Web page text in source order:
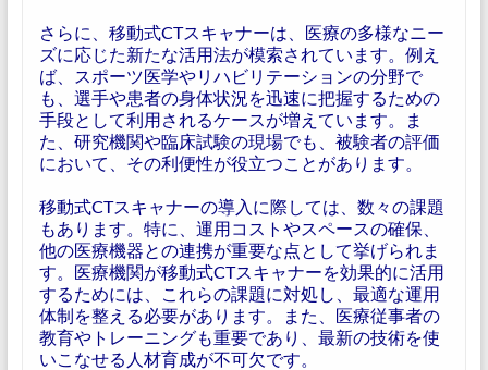
さらに、移動式CTスキャナーは、医療の多様なニー
ズに応じた新たな活用法が模索されています。例え
ば、スポーツ医学やリハビリテーションの分野で
も、選手や患者の身体状況を迅速に把握するための
手段として利用されるケースが増えています。ま
た、研究機関や臨床試験の現場でも、被験者の評価
において、その利便性が役立つことがあります。
移動式CTスキャナーの導入に際しては、数々の課題
もあります。特に、運用コストやスペースの確保、
他の医療機器との連携が重要な点として挙げられま
す。医療機関が移動式CTスキャナーを効果的に活用
するためには、これらの課題に対処し、最適な運用
体制を整える必要があります。また、医療従事者の
教育やトレーニングも重要であり、最新の技術を使
いこなせる人材育成が不可欠です。